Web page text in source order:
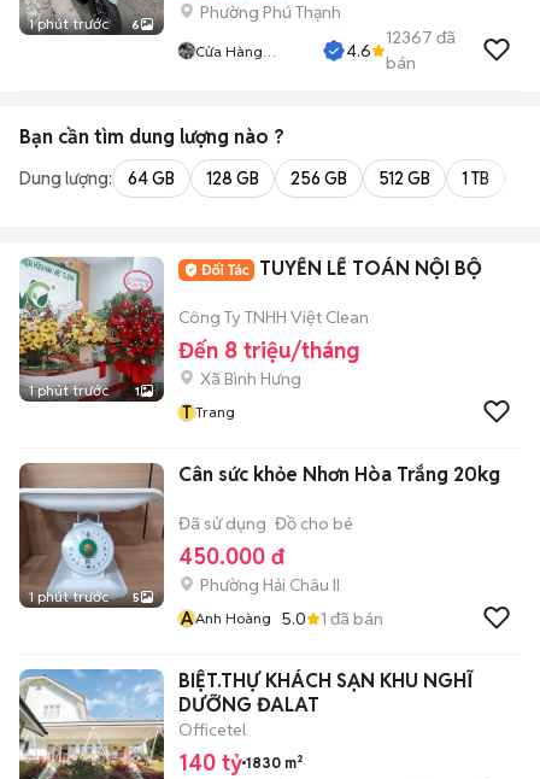
1 phút trước 6
Phường Phú Thạnh
Cửa Hàng
4.6
12367 đã
bán
Bạn cần tìm dung lượng nào ?
Dung lượng: 64 GB 128 GB 256 GB 512 GB 1 TB
1 phút trước 1
TUYỂN LẾ TOÁN NỘI BỘ
Công Ty TNHH Việt Clean
Đến 8 triệu/tháng
Xã Bình Hưng
T Trang
1 phút trước 5
Cân sức khỏe Nhơn Hòa Trắng 20kg
Đã sử dụng Đồ cho bé
450.000 đ
Phường Hải Châu II
AAnh Hoàng 5.0 1 đã bán
BIỆT.THỰ KHÁCH SẠN KHU NGHĨ
DƯỠNG ĐALAT
Officetel
140 tỷ 1830 m²